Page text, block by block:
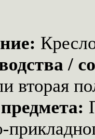
/
вторая